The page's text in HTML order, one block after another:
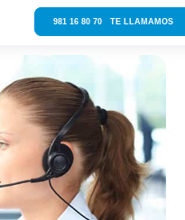
981 16 80 70 TE LLAMAMOS